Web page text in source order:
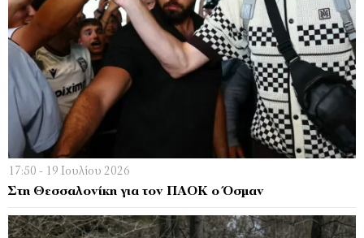
17:50 - 19 Ιουλίου 2026
Στη Θεσσαλονίκη για τον ΠΑΟΚ ο Όσμαν